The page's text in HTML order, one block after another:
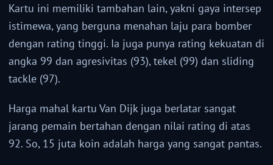
Kartu ini memiliki tambahan lain, yakni gaya intersep
istimewa, yang berguna menahan laju para bomber
dengan rating tinggi. Ia juga punya rating kekuatan di
angka 99 dan agresivitas (93), tekel (99) dan sliding
tackle (97).
Harga mahal kartu Van Dijk juga berlatar sangat
jarang pemain bertahan dengan nilai rating di atas
92. So, 15 juta koin adalah harga yang sangat pantas.